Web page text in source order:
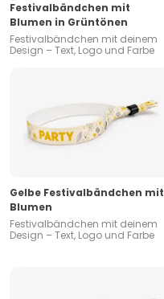
Festivalbändchen mit
Blumen in Grüntönen
Festivalbändchen mit deinem
Design – Text, Logo und Farbe
Gelbe Festivalbändchen mit
Blumen
Festivalbändchen mit deinem
Design – Text, Logo und Farbe